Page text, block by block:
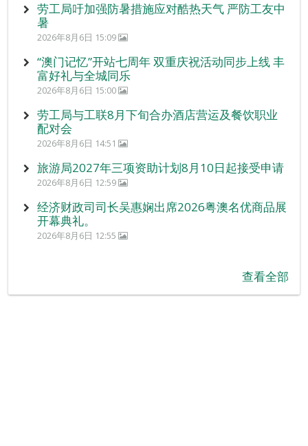
劳工局吁加强防暑措施应对酷热天气 严防工友中
暑
2026年8月6日 15:09
“澳门记忆”开站七周年 双重庆祝活动同步上线 丰
富好礼与全城同乐
2026年8月6日 15:00
劳工局与工联8月下旬合办酒店营运及餐饮职业
配对会
2026年8月6日 14:51
旅游局2027年三项资助计划8月10日起接受申请
2026年8月6日 12:59
经济财政司司长吴惠娴出席2026粤澳名优商品展
开幕典礼。
2026年8月6日 12:55
查看全部